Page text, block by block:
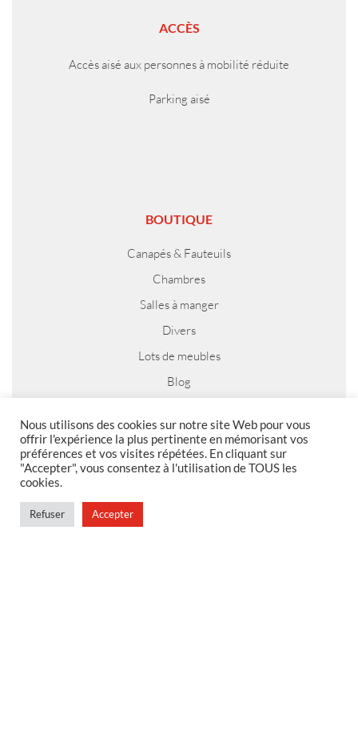
ACCÈS
Accès aisé aux personnes à mobilité réduite
Parking aisé
BOUTIQUE
Canapés & Fauteuils
Chambres
Salles à manger
Divers
Lots de meubles
Blog
MENTIONS LEGALES
Politique de confidentialité
Conditions générales de vente
Nous utilisons des cookies sur notre site Web pour vous
offrir l'expérience la plus pertinente en mémorisant vos
préférences et vos visites répétées. En cliquant sur
"Accepter", vous consentez à l'utilisation de TOUS les
cookies.
Refuser Accepter